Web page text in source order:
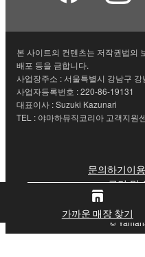
가까운 매장 찾기
본 사이트의 컨텐츠는 저작권법의
배포 등을 금합니다.
사업장주소 : 서울특별시 강남구
사업자등록번호 : 220-86-19131
대표이사 : Suzuki Kazunari
TEL : 야마하뮤직코리아 고객지원
문의하기이
쿠키 및
©